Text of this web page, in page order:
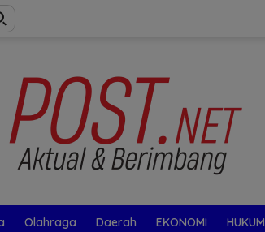
Olahraga Daerah EKONOMI HUKUM